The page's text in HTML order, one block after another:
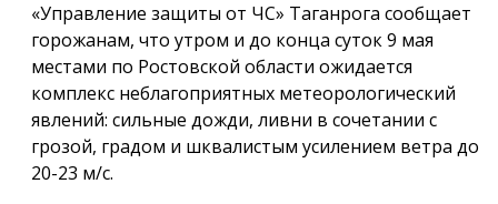
«Управление защиты от ЧС» Таганрога сообщает
горожанам, что утром и до конца суток 9 мая
местами по Ростовской области ожидается
комплекс неблагоприятных метеорологический
явлений: сильные дожди, ливни в сочетании с
грозой, градом и шквалистым усилением ветра до
20-23 м/с.